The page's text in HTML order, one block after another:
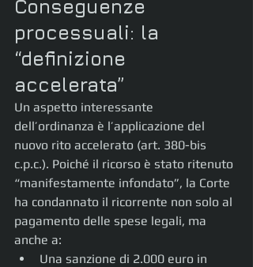
Conseguenze
processuali: la
“definizione
accelerata”
Un aspetto interessante
dell’ordinanza è l’applicazione del
nuovo rito accelerato (art. 380-bis
c.p.c.). Poiché il ricorso è stato ritenuto
“manifestamente infondato”, la Corte
ha condannato il ricorrente non solo al
pagamento delle spese legali, ma
anche a:
Una sanzione di 2.000 euro in